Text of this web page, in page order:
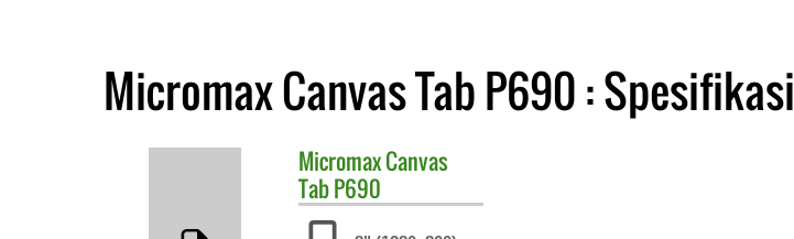
Micromax Canvas Tab P690 : Spesifikasi
MicromaxCanvas
Tab P690